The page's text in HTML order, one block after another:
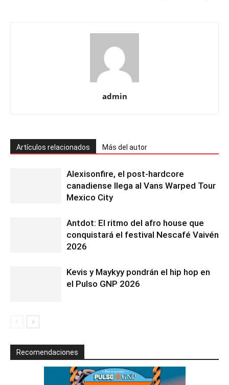
admin
Artículos relacionados Más del autor
Alexisonfire, el post-hardcore
canadiense llega al Vans Warped Tour
Mexico City
Antdot: El ritmo del afro house que
conquistará el festival Nescafé Vaivén
2026
Kevis y Maykyy pondrán el hip hop en
el Pulso GNP 2026
Recomendaciones